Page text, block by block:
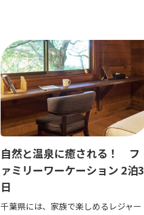
自然と温泉に癒される！ フ
ァミリーワーケーション 2泊3
日
千葉県には、家族で楽しめるレジャー